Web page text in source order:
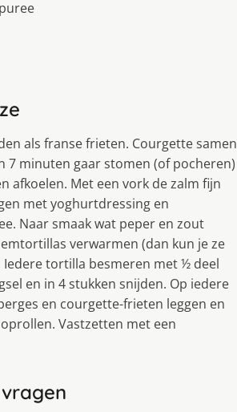
als franse frieten. Courgette samen
7 minuten gaar stomen (of pocheren)
afkoelen. Met een vork de zalm fijn
met yoghurtdressing en
Naar smaak wat peper en zout
verwarmen (dan kun je ze
Iedere tortilla besmeren met ½ deel
en in 4 stukken snijden. Op iedere
en courgette-frieten leggen en
Vastzetten met een